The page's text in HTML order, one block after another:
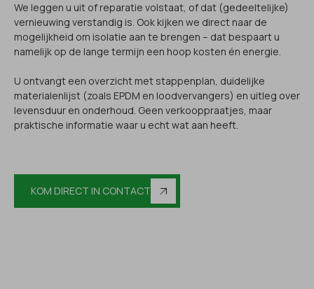
We leggen u uit of reparatie volstaat, of dat (gedeeltelijke)
vernieuwing verstandig is. Ook kijken we direct naar de
mogelijkheid om isolatie aan te brengen – dat bespaart u
namelijk op de lange termijn een hoop kosten én energie.
U ontvangt een overzicht met stappenplan, duidelijke
materialenlijst (zoals EPDM en loodvervangers) en uitleg over
levensduur en onderhoud. Geen verkooppraatjes, maar
praktische informatie waar u echt wat aan heeft.
KOM DIRECT IN CONTACT